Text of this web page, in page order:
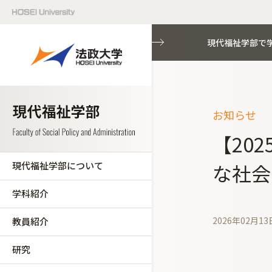
現代福祉学部について
学科紹介
教員紹介
研究
現代福祉学部で
お知らせ
【
な社
2026年02月13